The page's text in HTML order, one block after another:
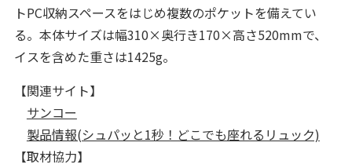
トPC収納スペースをはじめ複数のポケットを備えてい
る。本体サイズは幅310×奥行き170×高さ520mmで、
イスを含めた重さは1425g。
【関連サイト】
サンコー
製品情報(シュパッと1秒！どこでも座れるリュック)
【取材協力】